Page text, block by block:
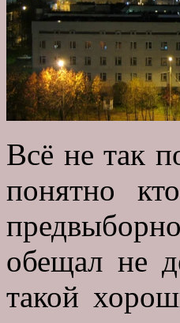
Всё не так
понятно
обещал не
такой